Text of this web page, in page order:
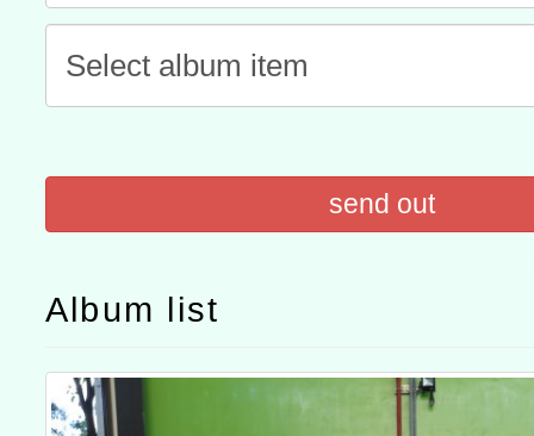
進學校輔導計畫師資專業
民族教育政策研討會「原
轉知教育部國民及學前教
政府教育局辦理「115年
函轉國立臺灣師範大學辦
班」招生簡章及EDM
共融平台-教案暨教學示範
教育部國民及學前教育署
擴大為「滿6個月以上尚未
措施，延長至115年9月28
send out
Album list